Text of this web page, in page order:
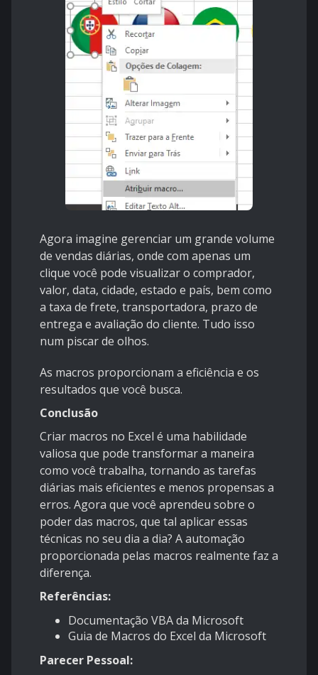
Agora imagine gerenciar um grande volume
de vendas diárias, onde com apenas um
clique você pode visualizar o comprador,
valor, data, cidade, estado e país, bem como
a taxa de frete, transportadora, prazo de
entrega e avaliação do cliente. Tudo isso
num piscar de olhos.
As macros proporcionam a eficiência e os
resultados que você busca.
Conclusão
Criar macros no Excel é uma habilidade
valiosa que pode transformar a maneira
como você trabalha, tornando as tarefas
diárias mais eficientes e menos propensas a
erros. Agora que você aprendeu sobre o
poder das macros, que tal aplicar essas
técnicas no seu dia a dia? A automação
proporcionada pelas macros realmente faz a
diferença.
Referências:
Documentação VBA da Microsoft
Guia de Macros do Excel da Microsoft
Parecer Pessoal: